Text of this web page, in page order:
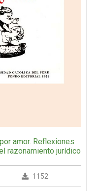
amor. Reflexiones
razonamiento jurídico
1152